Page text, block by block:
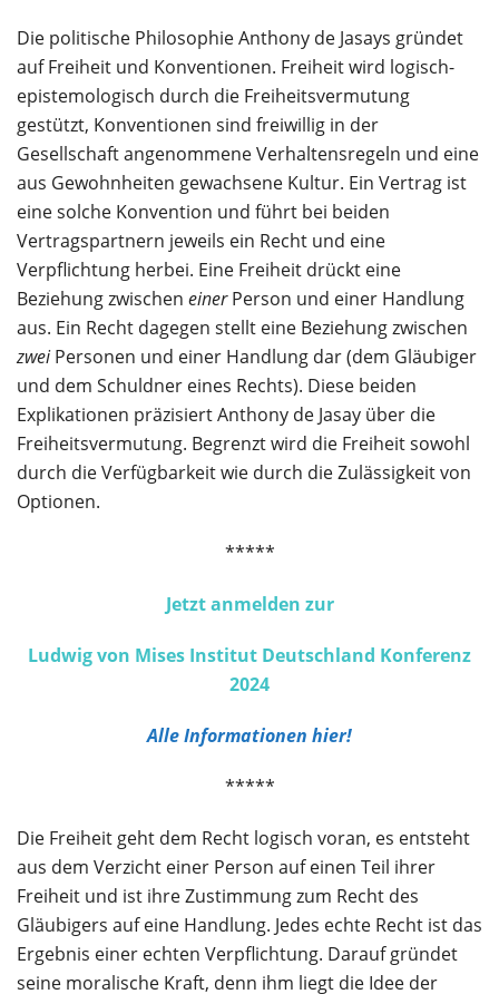
Die politische Philosophie Anthony de Jasays gründet
auf Freiheit und Konventionen. Freiheit wird logisch-
epistemologisch durch die Freiheitsvermutung
gestützt, Konventionen sind freiwillig in der
Gesellschaft angenommene Verhaltensregeln und eine
aus Gewohnheiten gewachsene Kultur. Ein Vertrag ist
eine solche Konvention und führt bei beiden
Vertragspartnern jeweils ein Recht und eine
Verpflichtung herbei. Eine Freiheit drückt eine
Beziehung zwischen einerPerson und einer Handlung
aus. Ein Recht dagegen stellt eine Beziehung zwischen
zweiPersonen und einer Handlung dar (dem Gläubiger
und dem Schuldner eines Rechts). Diese beiden
Explikationen präzisiert Anthony de Jasay über die
Freiheitsvermutung. Begrenzt wird die Freiheit sowohl
durch die Verfügbarkeit wie durch die Zulässigkeit von
Optionen.
*****
Jetzt anmelden zur
Ludwig von Mises Institut Deutschland Konferenz
2024
Alle Informationen hier!
*****
Die Freiheit geht dem Recht logisch voran, es entsteht
aus dem Verzicht einer Person auf einen Teil ihrer
Freiheit und ist ihre Zustimmung zum Recht des
Gläubigers auf eine Handlung. Jedes echte Recht ist das
Ergebnis einer echten Verpflichtung. Darauf gründet
seine moralische Kraft, denn ihm liegt die Idee der